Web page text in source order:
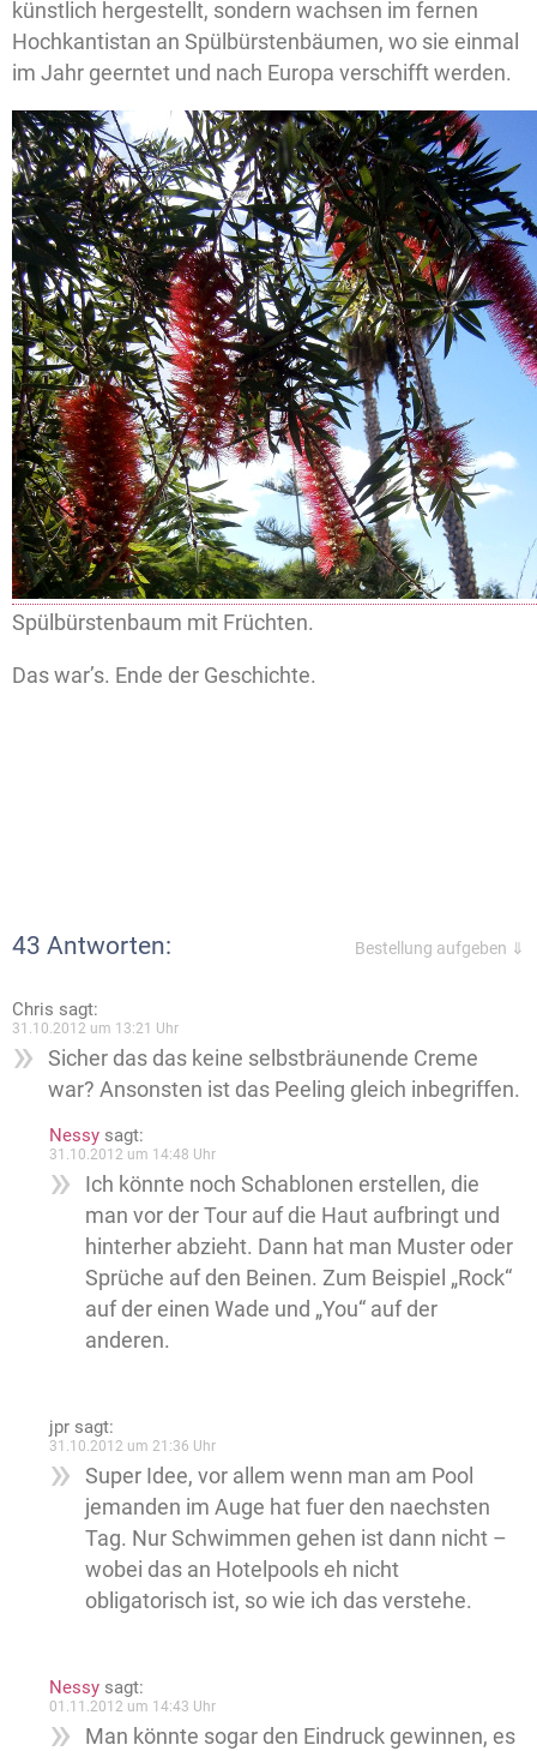
künstlich hergestellt, sondern wachsen im fernen
Hochkantistan an Spülbürstenbäumen, wo sie einmal
im Jahr geerntet und nach Europa verschifft werden.
Spülbürstenbaum mit Früchten.
Das war’s. Ende der Geschichte.
43 Antworten: Bestellung aufgeben ⇓
Chris sagt:
31.10.2012 um 13:21 Uhr
Sicher das das keine selbstbräunende Creme
war? Ansonsten ist das Peeling gleich inbegriffen.
Nessy sagt:
31.10.2012 um 14:48 Uhr
Ich könnte noch Schablonen erstellen, die
man vor der Tour auf die Haut aufbringt und
hinterher abzieht. Dann hat man Muster oder
Sprüche auf den Beinen. Zum Beispiel „Rock“
auf der einen Wade und „You“ auf der
anderen.
jpr sagt:
31.10.2012 um 21:36 Uhr
Super Idee, vor allem wenn man am Pool
jemanden im Auge hat fuer den naechsten
Tag. Nur Schwimmen gehen ist dann nicht –
wobei das an Hotelpools eh nicht
obligatorisch ist, so wie ich das verstehe.
Nessy sagt:
01.11.2012 um 14:43 Uhr
Man könnte sogar den Eindruck gewinnen, es